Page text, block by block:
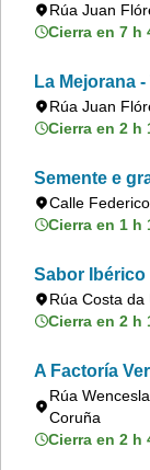
Rúa Juan
Cierra en 7 h
La Mejorana
Rúa Juan
Cierra en 2 h
Semente e
Calle
Cierra en 1 h
Sabor Ibérico
Rúa Costa da
Cierra en 2 h
A Factoría
Rúa
Coruña
Cierra en 2 h